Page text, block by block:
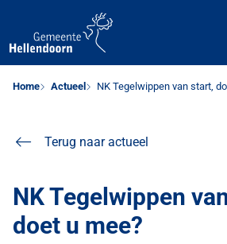
Home Actueel NK Tegelwippen van start,
Terug naar actueel
NK Tegelwippen
doet u mee?